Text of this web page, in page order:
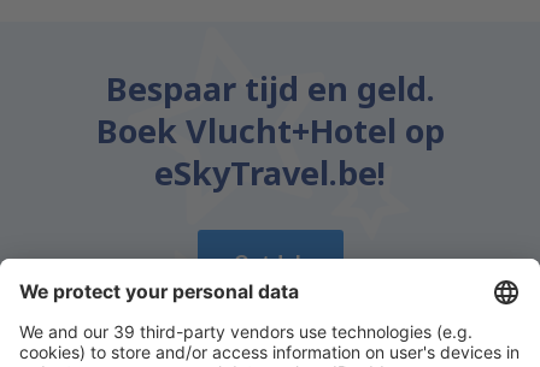
Bespaar tijd en geld.
Boek Vlucht+Hotel op
eSkyTravel.be!
Ontdek